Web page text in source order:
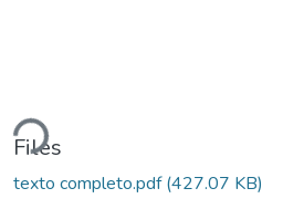
Files
texto completo.pdf(427.07 KB)